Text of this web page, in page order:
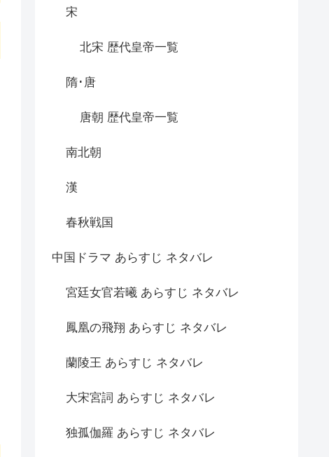
宋
北宋 歴代皇帝一覧
隋･唐
唐朝 歴代皇帝一覧
南北朝
漢
春秋戦国
中国ドラマ あらすじ ネタバレ
宮廷女官若曦 あらすじ ネタバレ
鳳凰の飛翔 あらすじ ネタバレ
蘭陵王 あらすじ ネタバレ
大宋宮詞 あらすじ ネタバレ
独孤伽羅 あらすじ ネタバレ